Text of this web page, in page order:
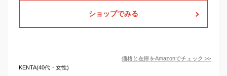
ショップでみる
価格と在庫をAmazonでチェック >>
KENTA(40代・女性)